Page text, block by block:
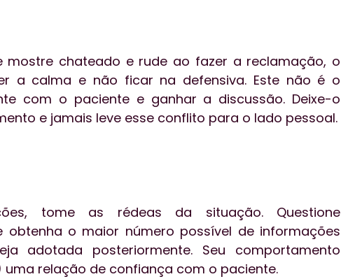
mostre chateado e rude ao fazer a reclamação, o
a calma e não ficar na defensiva. Este não é o
com o paciente e ganhar a discussão. Deixe-o
tome as rédeas da situação. Questione
obtenha o maior número possível de informações
adotada posteriormente. Seu comportamento
relação de confiança com o paciente.